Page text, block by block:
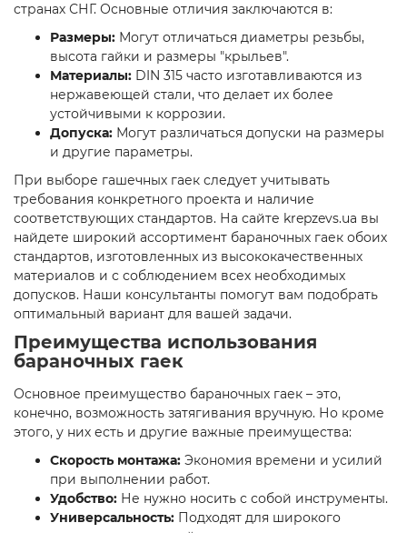
странах СНГ. Основные отличия заключаются в:
Размеры: Могут отличаться диаметры резьбы,
высота гайки и размеры "крыльев".
Материалы: DIN 315 часто изготавливаются из
нержавеющей стали, что делает их более
устойчивыми к коррозии.
Допуска: Могут различаться допуски на размеры
и другие параметры.
При выборе гашечных гаек следует учитывать
требования конкретного проекта и наличие
соответствующих стандартов. На сайте krepzevs.ua вы
найдете широкий ассортимент бараночных гаек обоих
стандартов, изготовленных из высококачественных
материалов и с соблюдением всех необходимых
допусков. Наши консультанты помогут вам подобрать
оптимальный вариант для вашей задачи.
Преимущества использования
бараночных гаек
Основное преимущество бараночных гаек – это,
конечно, возможность затягивания вручную. Но кроме
этого, у них есть и другие важные преимущества:
Скорость монтажа: Экономия времени и усилий
при выполнении работ.
Удобство: Не нужно носить с собой инструменты.
Универсальность: Подходят для широкого